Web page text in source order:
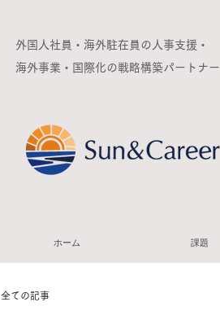
外国人社員・海外駐在員の人事支援・
海外事業・国際化の戦略構築パートナー
ホーム 課題
全ての記事